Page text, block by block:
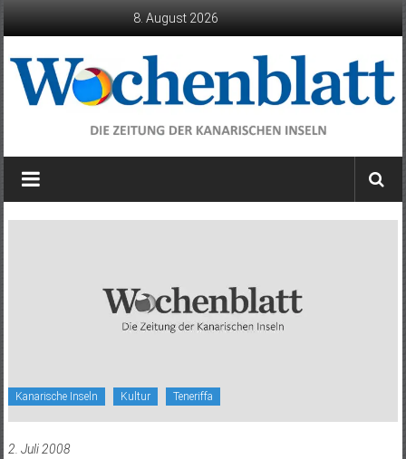
8. August 2026
Wochenblatt
die
Kanarische Inseln Kultur Teneriffa
2. Juli 2008